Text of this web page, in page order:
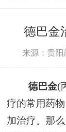
德巴金
来源：贵
德巴金(
疗的常用药
加治疗。那